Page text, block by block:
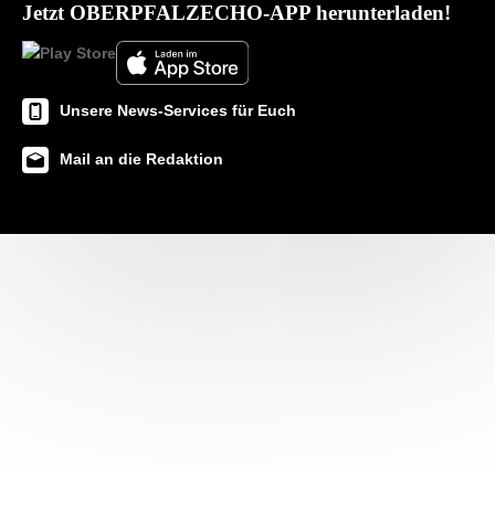
Jetzt OBERPFALZECHO-APP herunterladen!
Unsere News-Services für Euch
Mail an die Redaktion